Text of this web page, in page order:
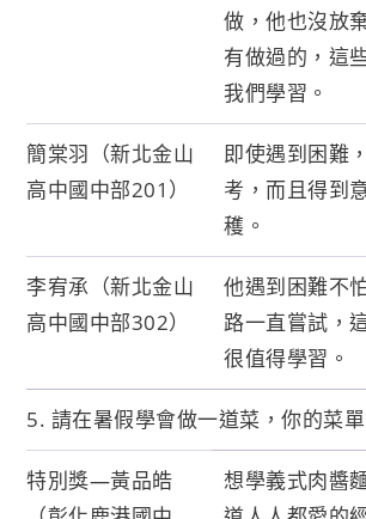
做，他也沒放
有做過的，這
我們學習。
簡棠羽（新北金山
高中國中部201）
即使遇到困難
考，而且得到
穫。
李宥承（新北金山
高中國中部302）
他遇到困難不
路一直嘗試，
很值得學習。
5. 請在暑假學會做一道菜，你的菜
特別獎—黃品皓
想學義式肉醬